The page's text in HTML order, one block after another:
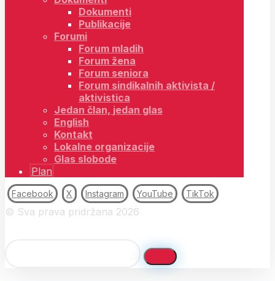
Dokumenti
Publikacije
Forumi
Forum mladih
Forum žena
Forum seniora
Forum sindikalnih aktivista /
aktivistica
Jedan član, jedan glas
English
Kontakt
Lokalne organizacije
Glas slobode
Plan
Facebook X Instagram YouTube TikTok
© Sva prava pridržana 2026